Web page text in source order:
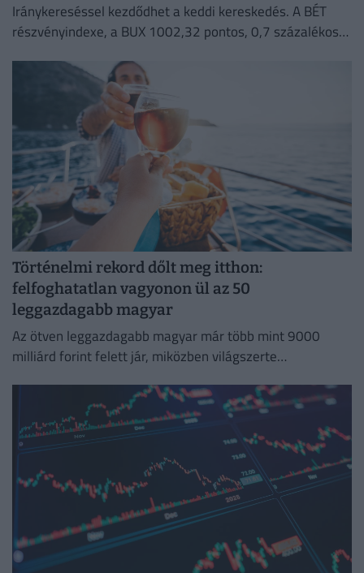
Iránykereséssel kezdődhet a keddi kereskedés. A BÉT
részvényindexe, a BUX 1002,32 pontos, 0,7 százalékos
Történelmi rekord dőlt meg itthon:
felfoghatatlan vagyonon ül az 50
leggazdagabb magyar
Az ötven leggazdagabb magyar már több mint 9000
milliárd forint felett jár, miközben világszerte